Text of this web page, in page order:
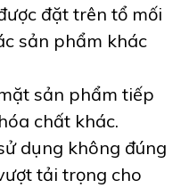
đặt trên tổ mối
sản phẩm khác
sản phẩm tiếp
chất khác.
dụng không đúng
tải trọng cho